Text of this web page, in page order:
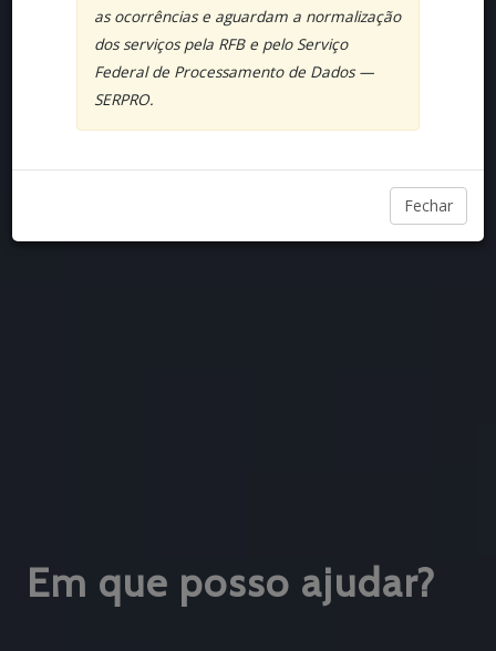
as ocorrências e aguardam a normalização
dos serviços pela RFB e pelo Serviço
Federal de Processamento de Dados —
SERPRO.
Fechar
Em que posso ajudar?